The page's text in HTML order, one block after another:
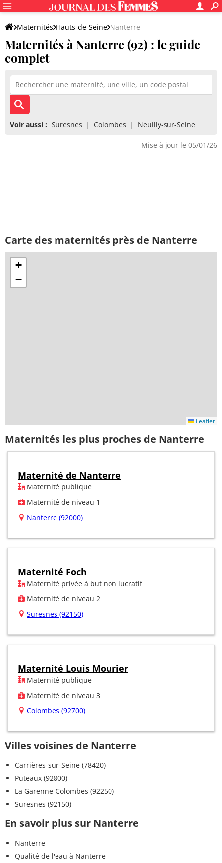
Maternités Hauts-de-Seine Nanterre
Maternités à Nanterre (92) : le guide
complet
Voir aussi : Suresnes Colombes Neuilly-sur-Seine
Mise à jour le 05/01/26
Carte des maternités près de Nanterre
+
−
Leaflet
Maternités les plus proches de Nanterre
Maternité de Nanterre
Maternité publique
Maternité de niveau 1
Nanterre (92000)
Maternité Foch
Maternité privée à but non lucratif
Maternité de niveau 2
Suresnes (92150)
Maternité Louis Mourier
Maternité publique
Maternité de niveau 3
Colombes (92700)
Villes voisines de Nanterre
Carrières-sur-Seine (78420)
Puteaux (92800)
La Garenne-Colombes (92250)
Suresnes (92150)
En savoir plus sur Nanterre
Nanterre
Qualité de l'eau à Nanterre